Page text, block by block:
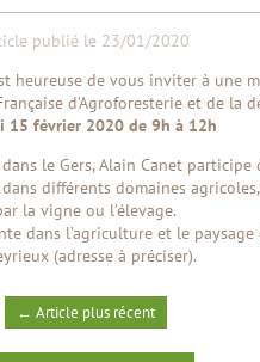
publié le 23/01/2020
heureuse de vous inviter à une
d’Agroforesterie et de la
15 février 2020 de 9h à 12h
le Gers, Alain Canet participe
différents domaines
la vigne ou l’élevage.
dans l’agriculture et le
(adresse à préciser).
← Article plus récent